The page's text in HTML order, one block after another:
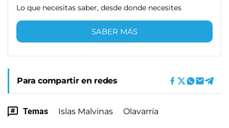
Lo que necesitas saber, desde donde necesites
SABER MÁS
Para compartir en redes
Temas Islas Malvinas Olavarría